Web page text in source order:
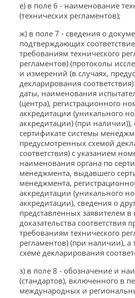
е) в поле 6 - наименование
(технических регламентов);
ж) в поле 7 - сведения о
подтверждающих
требованиям технического
регламентов) (протоколы
и измерений (в случаях,
декларирования
даты, наименования
(центра), регистрационного
аккредитации (уникального
аккредитации) (при наличии)),
сертификате системы
предусмотренных схемой
соответствия) с указанием
наименования органа по
менеджмента, выдавшего
менеджмента,
аккредитации (уникального
аккредитации), сведения о
представленных заявителем в
доказательства соответствия
требованиям технического
регламентов) (при наличии),
схеме декларирования
з) в поле 8 - обозначение и
(стандартов), включенного в
международных и